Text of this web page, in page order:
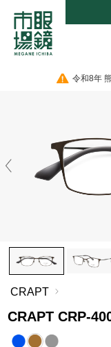
令和8年
CRAPT
CRAPT CRP-